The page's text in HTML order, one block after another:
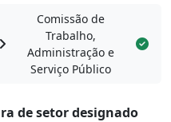
Comissão de
Trabalho,
Administração e
Serviço Público
de setor designado